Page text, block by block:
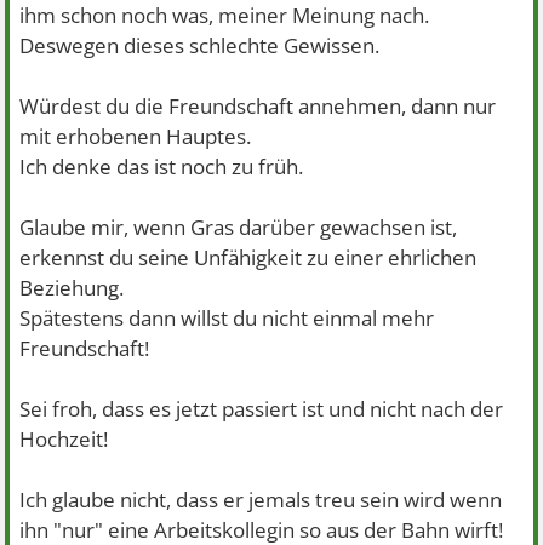
ihm schon noch was, meiner Meinung nach.
Deswegen dieses schlechte Gewissen.
Würdest du die Freundschaft annehmen, dann nur
mit erhobenen Hauptes.
Ich denke das ist noch zu früh.
Glaube mir, wenn Gras darüber gewachsen ist,
erkennst du seine Unfähigkeit zu einer ehrlichen
Beziehung.
Spätestens dann willst du nicht einmal mehr
Freundschaft!
Sei froh, dass es jetzt passiert ist und nicht nach der
Hochzeit!
Ich glaube nicht, dass er jemals treu sein wird wenn
ihn "nur" eine Arbeitskollegin so aus der Bahn wirft!